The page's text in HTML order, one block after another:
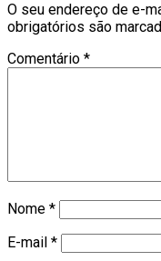
O seu endereço de e-
obrigatórios são
Comentário *
Nome *
E-mail *